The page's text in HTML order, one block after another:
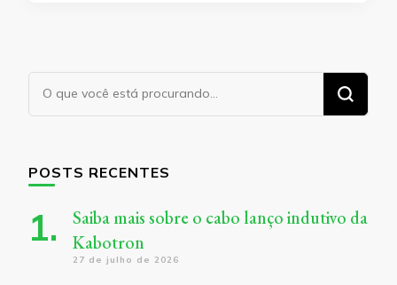
Procurando
algo?
POSTS RECENTES
Saiba mais sobre o cabo lanço indutivo da
Kabotron
27 de julho de 2026